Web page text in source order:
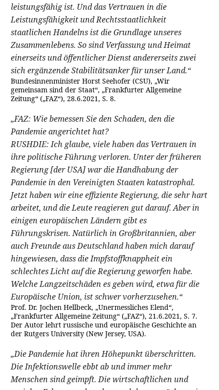
leistungsfähig ist. Und das Vertrauen in die
Leistungsfähigkeit und Rechtsstaatlichkeit
staatlichen Handelns ist die Grundlage unseres
Zusammenlebens. So sind Verfassung und Heimat
einerseits und öffentlicher Dienst andererseits zwei
sich ergänzende Stabilitätsanker für unser Land.“
Bundesinnenminister Horst Seehofer (CSU), „Wir
gemeinsam sind der Staat“, „Frankfurter Allgemeine
Zeitung“ („FAZ“), 28.6.2021, S. 8.
„FAZ: Wie bemessen Sie den Schaden, den die
Pandemie angerichtet hat?
RUSHDIE: Ich glaube, viele haben das Vertrauen in
ihre politische Führung verloren. Unter der früheren
Regierung [der USA] war die Handhabung der
Pandemie in den Vereinigten Staaten katastrophal.
Jetzt haben wir eine effiziente Regierung, die sehr hart
arbeitet, und die Leute reagieren gut darauf. Aber in
einigen europäischen Ländern gibt es
Führungskrisen. Natürlich in Großbritannien, aber
auch Freunde aus Deutschland haben mich darauf
hingewiesen, dass die Impfstoffknappheit ein
schlechtes Licht auf die Regierung geworfen habe.
Welche Langzeitschäden es geben wird, etwa für die
Europäische Union, ist schwer vorherzusehen.“
Prof. Dr. Jochen Hellbeck, „Unermessliches Elend“,
„Frankfurter Allgemeine Zeitung“ („FAZ“), 21.6.2021, S. 7.
Der Autor lehrt russische und europäische Geschichte an
der Rutgers University (New Jersey, USA).
„Die Pandemie hat ihren Höhepunkt überschritten.
Die Infektionswelle ebbt ab und immer mehr
Menschen sind geimpft. Die wirtschaftlichen und